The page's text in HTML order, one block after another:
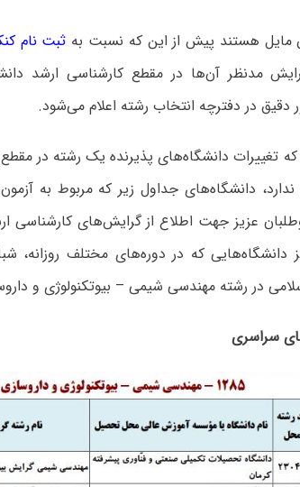
مایل هستند پیش از این که نسبت به ثبت نام
مدنظر آن‌ها در مقطع کارشناسی ارشد
دقیق در دفترچه انتخاب رشته اعلام می‌شود.
که تغییرات دانشگاه‌های پذیرنده یک رشته در
ندارد، دانشگاه‌های جداول زیر که مربوط به
عزیز جهت اطلاع از گرایش‌های کارشناسی
دانشگاه‌هایی که در دوره‌های مختلف روزانه،
در رشته مهندسی شیمی – بیوتکنولوژی و
سراسری